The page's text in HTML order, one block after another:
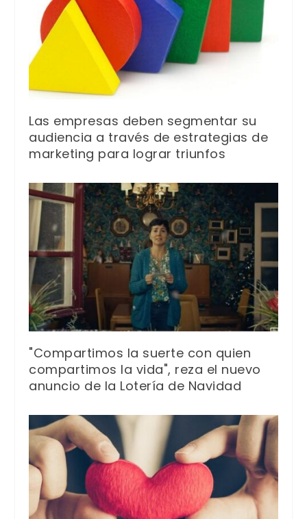
Las empresas deben segmentar su
audiencia a través de estrategias de
marketing para lograr triunfos
"Compartimos la suerte con quien
compartimos la vida", reza el nuevo
anuncio de la Lotería de Navidad